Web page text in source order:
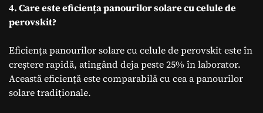
4. Care este eficiența panourilor solare cu celule de
perovskit?
Eficiența panourilor solare cu celule de perovskit este în
creștere rapidă, atingând deja peste 25% în laborator.
Această eficiență este comparabilă cu cea a panourilor
solare tradiționale.